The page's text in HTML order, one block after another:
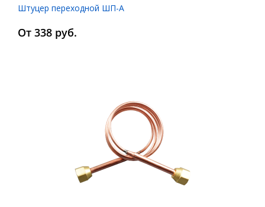
Штуцер переходной ШП-А
От 338 руб.